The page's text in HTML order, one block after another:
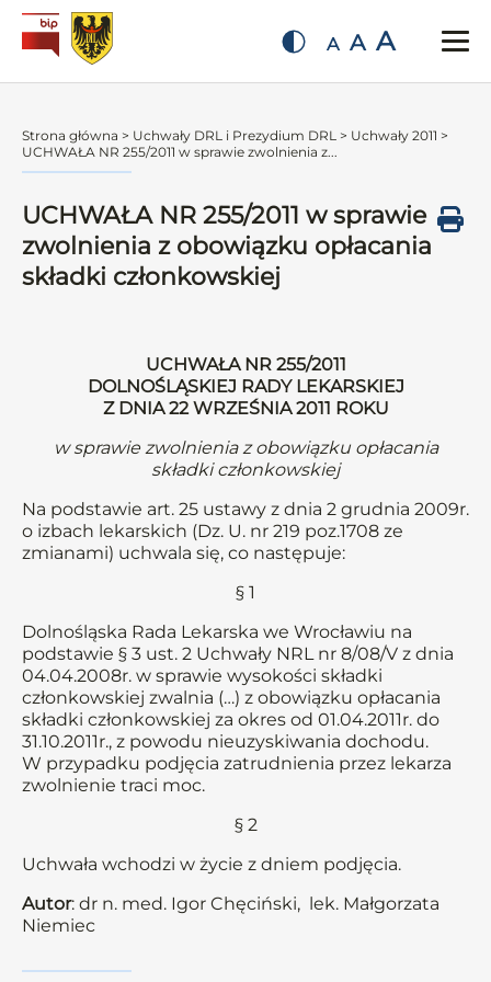
A A A
Strona główna > Uchwały DRL i Prezydium DRL > Uchwały 2011 >
UCHWAŁA NR 255/2011 w sprawie zwolnienia z...
UCHWAŁA NR 255/2011 w sprawie
zwolnienia z obowiązku opłacania
składki członkowskiej
UCHWAŁA NR 255/2011
DOLNOŚLĄSKIEJ RADY LEKARSKIEJ
Z DNIA 22 WRZEŚNIA 2011 ROKU
w sprawie zwolnienia z obowiązku opłacania
składki członkowskiej
Na podstawie art. 25 ustawy z dnia 2 grudnia 2009r.
o izbach lekarskich (Dz. U. nr 219 poz.1708 ze
zmianami) uchwala się, co następuje:
§ 1
Dolnośląska Rada Lekarska we Wrocławiu na
podstawie § 3 ust. 2 Uchwały NRL nr 8/08/V z dnia
04.04.2008r. w sprawie wysokości składki
członkowskiej zwalnia (…) z obowiązku opłacania
składki członkowskiej za okres od 01.04.2011r. do
31.10.2011r., z powodu nieuzyskiwania dochodu.
W przypadku podjęcia zatrudnienia przez lekarza
zwolnienie traci moc.
§ 2
Uchwała wchodzi w życie z dniem podjęcia.
Autor: dr n. med. Igor Chęciński, lek. Małgorzata
Niemiec